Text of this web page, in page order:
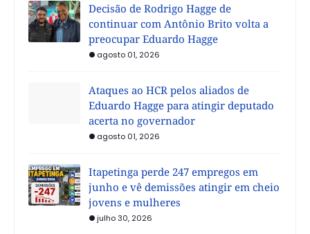
Decisão de Rodrigo Hagge de
continuar com Antônio Brito volta a
preocupar Eduardo Hagge
agosto 01, 2026
Ataques ao HCR pelos aliados de
Eduardo Hagge para atingir deputado
acerta no governador
agosto 01, 2026
Itapetinga perde 247 empregos em
junho e vê demissões atingir em cheio
jovens e mulheres
julho 30, 2026